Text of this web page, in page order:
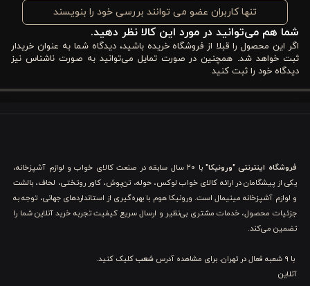
قابلیت لکه‌گیری آسانو خاصیتمانع رشد باکتری، بهداشت محیط
خواب شما را تضمین می‌کند. ویژگی جذاب دیگر،دو رو بودن
است؛ یک طرف آنساده و رنگ روتشکیاست و طرف دیگرطرحدار
انتخاب یک سرویس لحاف مناسب، تنها به زیبایی ظاهری ختم
نمی‌شود، بلکه ترکیبی از هنر طراحی و مهندسی پارچه است که آسایش
شما را تضمین می‌کند. در این بخش به بررسی دقیق ویژگی‌های
منحصر‌به‌فرد این محصول می‌پردازیم تا با شناخت کامل، خریدی
تنها کاربران عضو می توانند بررسی خود را بنویسند
شما هم می‌توانید در مورد این کالا نظر دهید.
اگر این محصول را قبلا از فروشگاه خریده باشید، دیدگاه شما به عنوان خریدار
ثبت خواهد شد. همچنین در صورت تمایل می‌توانید به صورت ناشناس نیز
دیدگاه خود را ثبت کنید
فروشگاه اینترنتی "ورونیکا"
با ۲۰ سال سابقه در صنعت کالای خواب و لوازم آشپزخانه،
یکی از پیشگامان در ارائه کالای خواب لوکس، حوله، تن‌پوش، کاور روتختی، لحاف، بالشت
و لوازم آشپزخانه مینیمال است. ورونیکا هوم با بهره‌گیری از استانداردهای جهانی، توجه به
جزئیات محصول، خدمات مشتری بی‌نظیر و ارسال سریع کیفیت تجربه خرید آنلاین شما را
تضمین می‌کند.
با 9 شعبه فعال در تهران. برای مشاهده آدرس شعبکلیک کنید.
آنلاین